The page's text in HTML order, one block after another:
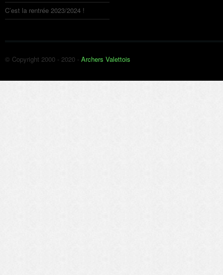
C’est la rentrée 2023/2024 !
© Copyright 2000 - 2020 - Archers Valettois